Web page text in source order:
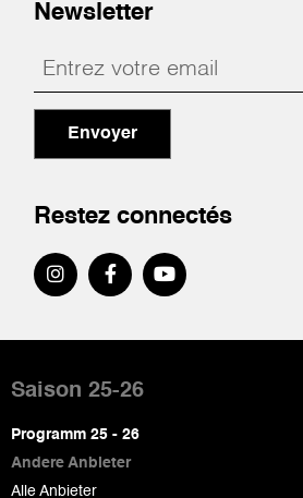
Newsletter
Envoyer
Restez connectés
de
page
Saison 25-26
Programm 25 - 26
Andere Anbieter
Alle Anbieter